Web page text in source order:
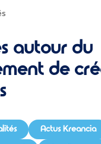
autour du
de
Actus Kreancia